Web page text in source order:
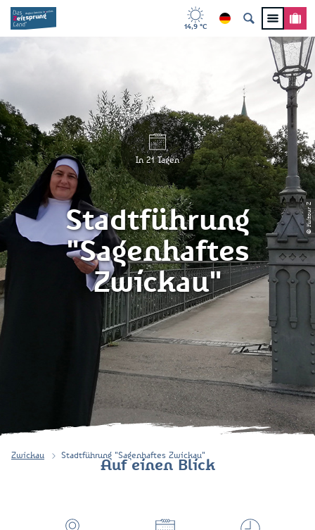
14,9 °C
© Kultour Z
In 21 Tagen
Stadtführung
"Sagenhaftes
Zwickau"
Zwickau Stadtführung "Sagenhaftes Zwickau"
Auf einen Blick